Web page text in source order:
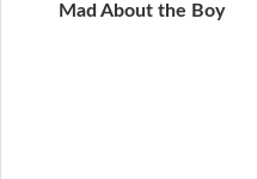
Mad About the Boy